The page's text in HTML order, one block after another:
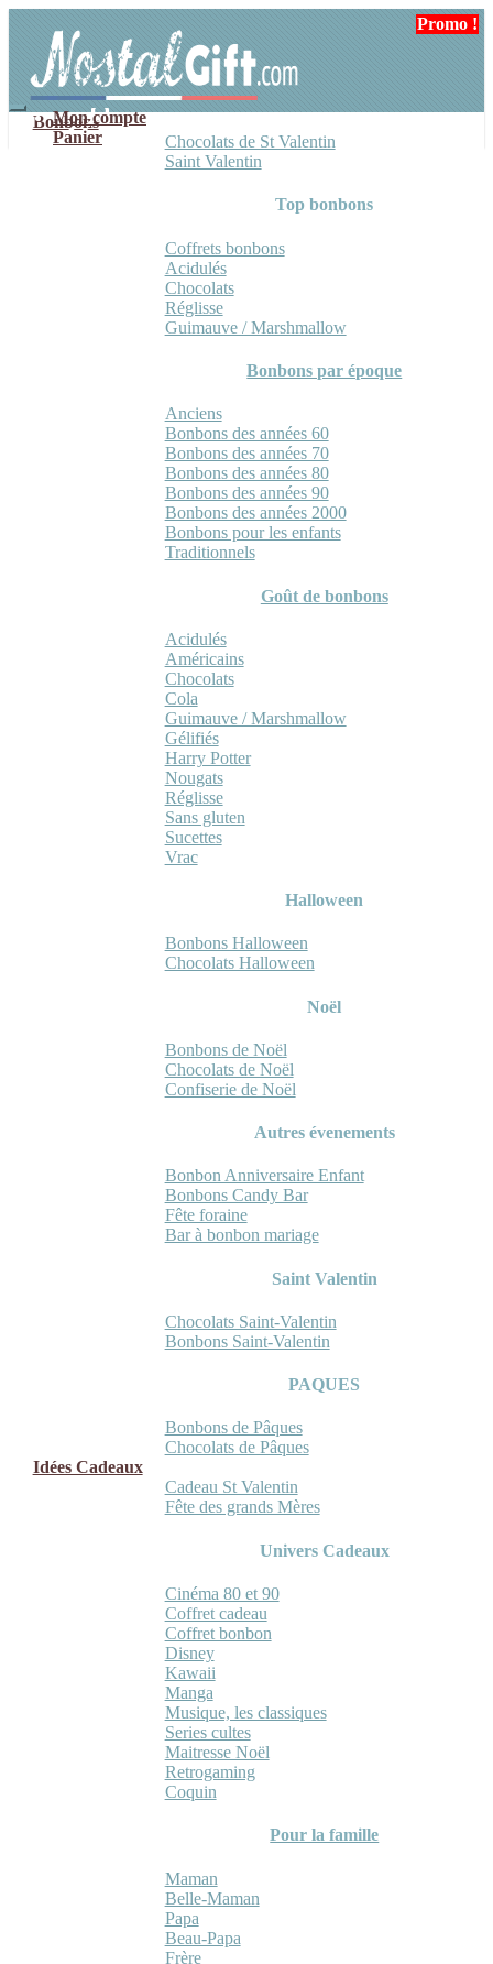
navigation
contenu
Mon compte
Panier
Bonbons
Chocolats de St Valentin
Saint Valentin
Top bonbons
Coffrets bonbons
Acidulés
Chocolats
Réglisse
Guimauve / Marshmallow
Bonbons par époque
Anciens
Bonbons des années 60
Bonbons des années 70
Bonbons des années 80
Bonbons des années 90
Bonbons des années 2000
Bonbons pour les enfants
Traditionnels
Goût de bonbons
Acidulés
Américains
Chocolats
Cola
Guimauve / Marshmallow
Gélifiés
Harry Potter
Nougats
Réglisse
Sans gluten
Sucettes
Vrac
Halloween
Bonbons Halloween
Chocolats Halloween
Noël
Bonbons de Noël
Chocolats de Noël
Confiserie de Noël
Autres évenements
Bonbon Anniversaire Enfant
Bonbons Candy Bar
Fête foraine
Bar à bonbon mariage
Saint Valentin
Chocolats Saint-Valentin
Bonbons Saint-Valentin
PAQUES
Bonbons de Pâques
Chocolats de Pâques
Idées Cadeaux
Cadeau St Valentin
Fête des grands Mères
Univers Cadeaux
Cinéma 80 et 90
Coffret cadeau
Coffret bonbon
Disney
Kawaii
Manga
Musique, les classiques
Series cultes
Maitresse Noël
Retrogaming
Coquin
Pour la famille
Maman
Belle-Maman
Papa
Beau-Papa
Frère
Promo !